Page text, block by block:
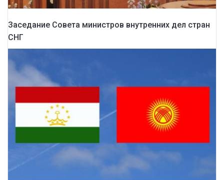
Заседание Совета министров внутренних дел стран
СНГ